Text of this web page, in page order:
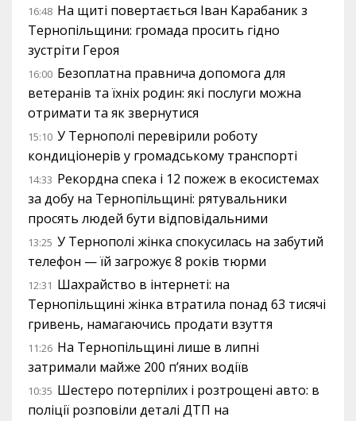
16:48 На щиті повертається Іван Карабаник з
Тернопільщини: громада просить гідно
зустріти Героя
16:00 Безоплатна правнича допомога для
ветеранів та їхніх родин: які послуги можна
отримати та як звернутися
15:10 У Тернополі перевірили роботу
кондиціонерів у громадському транспорті
14:33 Рекордна спека і 12 пожеж в екосистемах
за добу на Тернопільщині: рятувальники
просять людей бути відповідальними
13:25 У Тернополі жінка спокусилась на забутий
телефон — їй загрожує 8 років тюрми
12:31 Шахрайство в інтернеті: на
Тернопільщині жінка втратила понад 63 тисячі
гривень, намагаючись продати взуття
11:26 На Тернопільщині лише в липні
затримали майже 200 п’яних водіїв
10:35 Шестеро потерпілих і розтрощені авто: в
поліції розповіли деталі ДТП на